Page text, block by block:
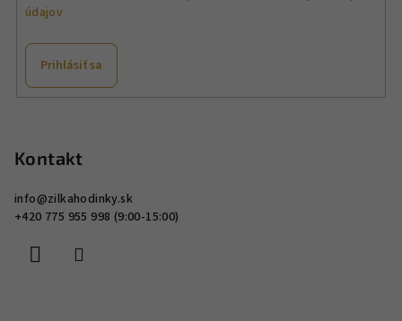
údajov
Prihlásiť sa
Kontakt
info@zilkahodinky.sk
+420 775 955 998 (9:00-15:00)